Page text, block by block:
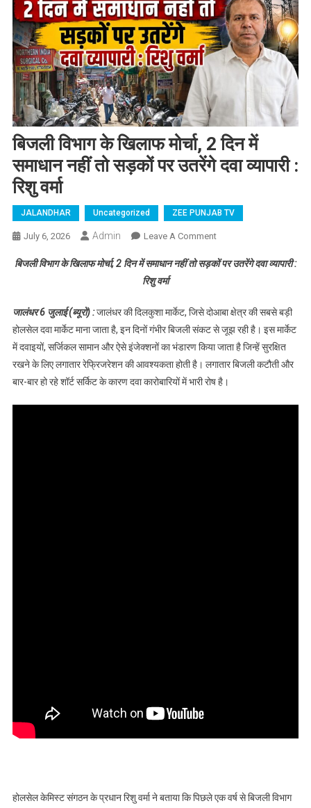
बिजली विभाग के खिलाफ मोर्चा, 2 दिन में
समाधान नहीं तो सड़कों पर उतरेंगे दवा व्यापारी :
रिशु वर्मा
JALANDHAR Uncategorized ZEE PUNJAB TV
July 6, 2026 Admin Leave A CommentOn बिजली विभाग के
समाधान नहीं तो सड़कों पर
बिजली विभाग के खिलाफ मोर्चा, 2 दिन में समाधान नहीं तो सड़कों पर उतरेंगे दवा व्यापारी :
रिशु वर्मा
जालंधर 6 जुलाई (ब्यूरो) :जालंधर की दिलकुशा मार्केट, जिसे दोआबा क्षेत्र की सबसे बड़ी
होलसेल दवा मार्केट माना जाता है, इन दिनों गंभीर बिजली संकट से जूझ रही है। इस मार्केट
में दवाइयों, सर्जिकल सामान और ऐसे इंजेक्शनों का भंडारण किया जाता है जिन्हें सुरक्षित
रखने के लिए लगातार रेफ्रिजरेशन की आवश्यकता होती है। लगातार बिजली कटौती और
बार-बार हो रहे शॉर्ट सर्किट के कारण दवा कारोबारियों में भारी रोष है।
होलसेल केमिस्ट संगठन के प्रधान रिशु वर्मा ने बताया कि पिछले एक वर्ष से बिजली विभाग